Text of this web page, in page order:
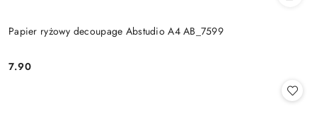
Papier ryżowy decoupage Abstudio A4 AB_7599
Cena:
7.90